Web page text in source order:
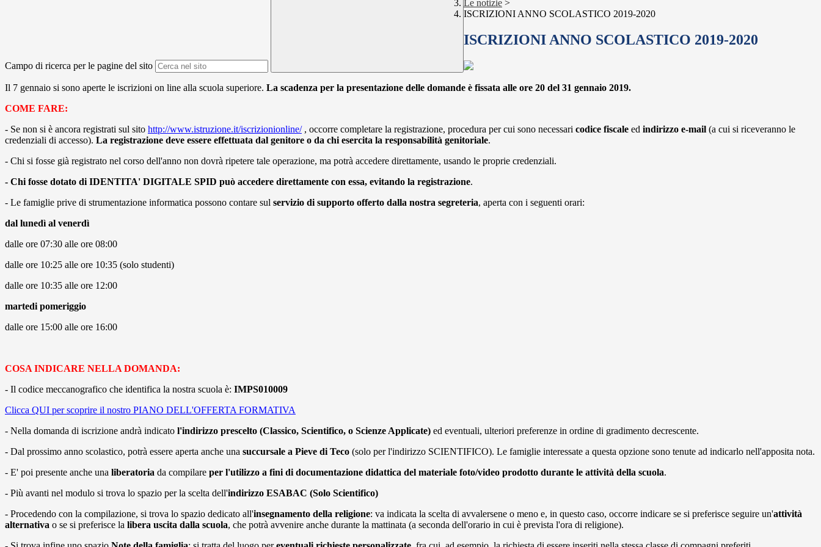
Campo di ricerca per le pagine del sito
Le notizie >
ISCRIZIONI ANNO SCOLASTICO 2019-2020
ISCRIZIONI ANNO SCOLASTICO 2019-2020
Il 7 gennaio si sono aperte le iscrizioni on line alla scuola superiore. La scadenza per la presentazione delle domande è fissata alle ore 20 del 31 gennaio 2019.
COME FARE:
- Se non si è ancora registrati sul sito http://www.istruzione.it/iscrizionionline/ , occorre completare la registrazione, procedura per cui sono necessari codice fiscale ed indirizzo e-mail (a cui si riceveranno le
credenziali di accesso). La registrazione deve essere effettuata dal genitore o da chi esercita la responsabilità genitoriale.
- Chi si fosse già registrato nel corso dell'anno non dovrà ripetere tale operazione, ma potrà accedere direttamente, usando le proprie credenziali.
- Chi fosse dotato di IDENTITA' DIGITALE SPID può accedere direttamente con essa, evitando la registrazione.
- Le famiglie prive di strumentazione informatica possono contare sul servizio di supporto offerto dalla nostra segreteria, aperta con i seguenti orari:
dal lunedì al venerdì
dalle ore 07:30 alle ore 08:00
dalle ore 10:25 alle ore 10:35 (solo studenti)
dalle ore 10:35 alle ore 12:00
martedi pomeriggio
dalle ore 15:00 alle ore 16:00
COSA INDICARE NELLA DOMANDA:
- Il codice meccanografico che identifica la nostra scuola è: IMPS010009
Clicca QUI per scoprire il nostro PIANO DELL'OFFERTA FORMATIVA
- Nella domanda di iscrizione andrà indicato l'indirizzo prescelto (Classico, Scientifico, o Scienze Applicate) ed eventuali, ulteriori preferenze in ordine di gradimento decrescente.
- Dal prossimo anno scolastico, potrà essere aperta anche una succursale a Pieve di Teco (solo per l'indirizzo SCIENTIFICO). Le famiglie interessate a questa opzione sono tenute ad indicarlo nell'apposita nota.
- E' poi presente anche una liberatoria da compilare per l'utilizzo a fini di documentazione didattica del materiale foto/video prodotto durante le attività della scuola.
- Più avanti nel modulo si trova lo spazio per la scelta dell'indirizzo ESABAC (Solo Scientifico)
- Procedendo con la compilazione, si trova lo spazio dedicato all'insegnamento della religione: va indicata la scelta di avvalersene o meno e, in questo caso, occorre indicare se si preferisce seguire un'attività
alternativa o se si preferisce la libera uscita dalla scuola, che potrà avvenire anche durante la mattinata (a seconda dell'orario in cui è prevista l'ora di religione).